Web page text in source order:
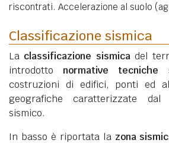
riscontrati. Accelerazione al suolo (ag
Classificazione sismica
La classificazione sismicadel
introdotto normative tecniche
costruzioni di edifici, ponti ed
geografiche caratterizzate dal
sismico.
In basso è riportata la zona